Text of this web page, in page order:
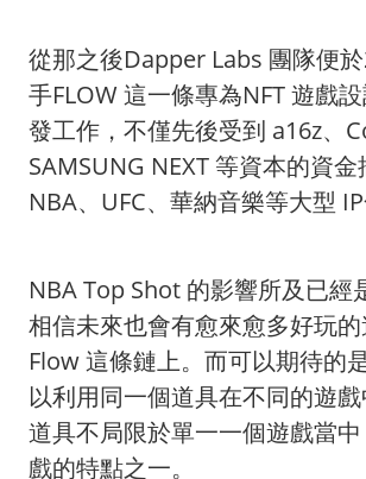
從那之後Dapper Labs 團隊便
手FLOW 這一條專為NFT 遊戲
發工作，不僅先後受到 a16z、
SAMSUNG NEXT 等資本的資
NBA、UFC、華納音樂等大型 IP
NBA Top Shot 的影響所及已經
相信未來也會有愈來愈多好玩
Flow 這條鏈上。而可以期待的
以利用同一個道具在不同的遊
道具不局限於單一一個遊戲當
戲的特點之一。